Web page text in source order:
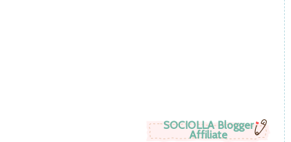
SOCIOLLA Blogger
Affiliate